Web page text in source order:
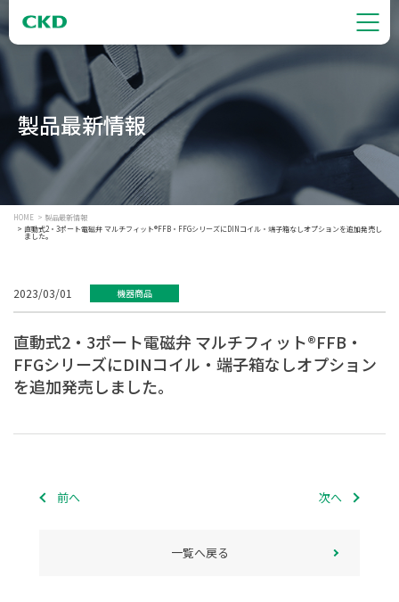
製品最新情報
HOME
製品最新情報
直動式2・3ポート電磁弁 マルチフィット®FFB・FFGシリーズにDINコイル・端子箱なしオプションを追加発売し
ました。
2023/03/01 機器商品
直動式2・3ポート電磁弁 マルチフィット®FFB・
FFGシリーズにDINコイル・端子箱なしオプション
を追加発売しました。
前へ 次へ
一覧へ戻る